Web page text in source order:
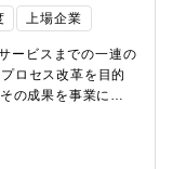
上場企業
ービスまでの一連の
ロセス改革を目的
の成果を事業に適
防衛製品・ロケッ
など、国内工場・